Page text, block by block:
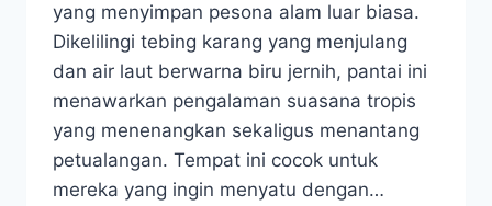
yang menyimpan pesona alam luar biasa.
Dikelilingi tebing karang yang menjulang
dan air laut berwarna biru jernih, pantai ini
menawarkan pengalaman suasana tropis
yang menenangkan sekaligus menantang
petualangan. Tempat ini cocok untuk
mereka yang ingin menyatu dengan…